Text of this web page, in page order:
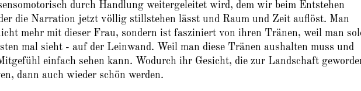
durch Handlung weitergeleitet wird, dem wir beim Entstehen
die Narration jetzt völlig stillstehen lässt und Raum und Zeit auflöst. Man
mehr mit dieser Frau, sondern ist fasziniert von ihren Tränen, weil man
mal sieht - auf der Leinwand. Weil man diese Tränen aushalten muss und
einfach sehen kann. Wodurch ihr Gesicht, die zur Landschaft
dann auch wieder schön werden.